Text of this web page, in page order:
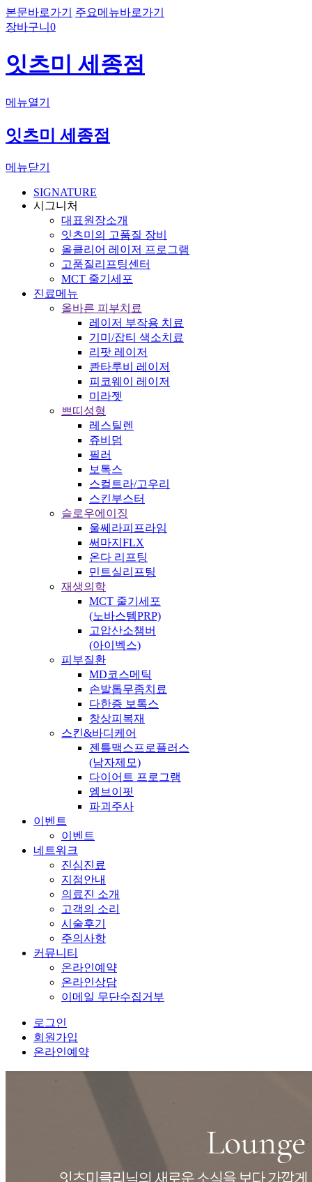
본문바로가기
주요메뉴바로가기
장바구니 0
잇츠미 세종점
메뉴열기
잇츠미 세종점
메뉴닫기
SIGNATURE
시그니처
대표원장소개
잇츠미의 고품질 장비
올클리어 레이저 프로그램
고품질리프팅센터
MCT 줄기세포
진료메뉴
올바른 피부치료
레이저 부작용 치료
기미/잡티 색소치료
리팟 레이저
콴타루비 레이저
피코웨이 레이저
미라젯
쁘띠성형
레스틸렌
쥬비덤
필러
보톡스
스컬트라/고우리
스킨부스터
슬로우에이징
울쎄라피프라임
써마지FLX
온다 리프팅
민트실리프팅
재생의학
MCT 줄기세포
(노바스템PRP)
고압산소챔버
(아이벡스)
피부질환
MD코스메틱
손발톱무좀치료
다한증 보톡스
창상피복재
스킨&바디케어
젠틀맥스프로플러스
(남자제모)
다이어트 프로그램
엠브이핏
파괴주사
이벤트
이벤트
네트워크
진심진료
지점안내
의료진 소개
고객의 소리
시술후기
주의사항
커뮤니티
온라인예약
온라인상담
이메일 무단수집거부
로그인
회원가입
온라인예약